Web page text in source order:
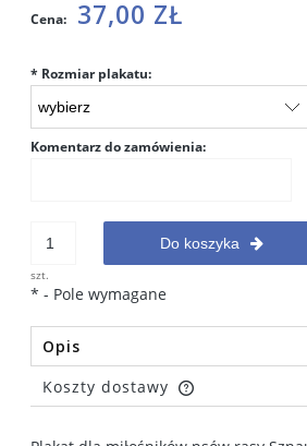
Cena: 37,00 ZŁ
* Rozmiar plakatu:
Komentarz do zamówienia:
szt.
Do koszyka
* - Pole wymagane
Opis
Koszty dostawy
Cena nie zawiera ewentualnych